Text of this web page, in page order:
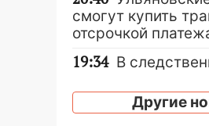
смогут купить
отсрочкой
19:34 В
торжественное
приуроченное к
Другие